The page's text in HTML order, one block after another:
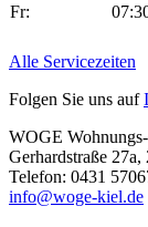
Fr:
Alle Servicezeiten
Folgen Sie uns auf
WOGE
Gerhardstraße
Telefon: 0431
info@woge-kiel.de